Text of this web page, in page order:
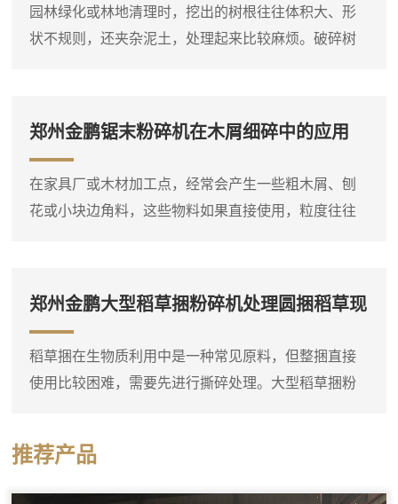
木材粉碎机是一个大类，包括盘式削片机、鼓式削片
机、综合破碎机等多种类型...
园林绿化或林地清理时，挖出的树根往往体积大、形
状不规则，还夹杂泥土，处理起来比较麻烦。破碎树
放。设备进料口宽大，带有液压压料装置，可以将树
根强制压入破碎腔，即使形状复杂的树根也能顺利吃
装有厚重的破碎刀片，由大功率电机或柴油机驱动。
树根放入料斗后，液压压料器将...
郑州金鹏锯末粉碎机在木屑细碎中的应用
在家具厂或木材加工点，经常会产生一些粗木屑、刨
花或小块边角料，这些物料如果直接使用，粒度往往
粉碎成较细的锯末。这台锯末粉碎机通常采用高速旋
转的转子对物料进行打击和剪切，粉碎腔内设有筛
以连接料仓或人工喂入，粗木屑进入粉碎腔后，在高
速转子的冲击下迅速破碎，细粉...
郑州金鹏大型稻草捆粉碎机处理圆捆稻草现
场
稻草捆在生物质利用中是一种常见原料，但整捆直接
使用比较困难，需要先进行撕碎处理。大型稻草捆粉
碎刀片把稻草捆打散并撕成短丝状。设备料斗尺寸较
大，能够容纳整捆稻草，减少了人工预处理的工作
推荐产品